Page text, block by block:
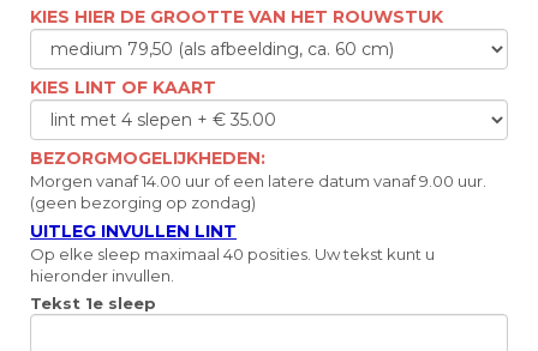
KIES HIER DE GROOTTE VAN HET ROUWSTUK
KIES LINT OF KAART
BEZORGMOGELIJKHEDEN:
Morgen vanaf 14.00 uur of een latere datum vanaf 9.00 uur.
(geen bezorging op zondag)
UITLEG INVULLEN LINT
Op elke sleep maximaal 40 posities. Uw tekst kunt u
hieronder invullen.
Tekst 1e sleep